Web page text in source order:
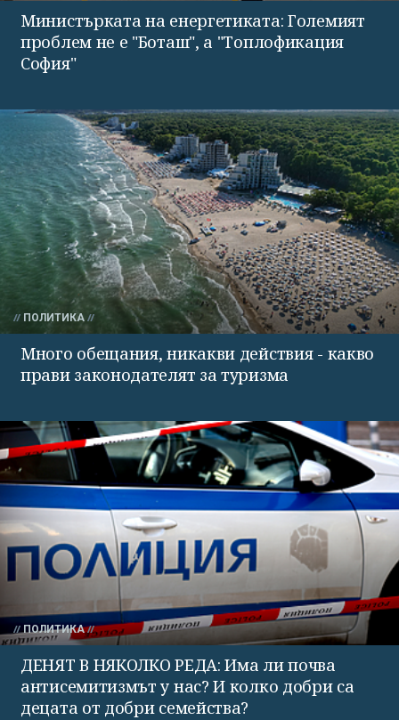
Министърката на енергетиката: Големият
проблем не е "Боташ", а "Топлофикация
София"
ПОЛИТИКА
Много обещания, никакви действия - какво
прави законодателят за туризма
ПОЛИТИКА
ДЕНЯТ В НЯКОЛКО РЕДА: Има ли почва
антисемитизмът у нас? И колко добри са
децата от добри семейства?